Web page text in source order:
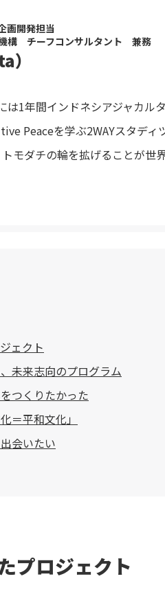
画開発担当
機構 チーフコンサルタント 兼務
1年間インドネシアジャカル
Peaceを学ぶ2WAYスタデ
モダチの輪を拡げることが世
ェクト
未来志向のプログラム
つくりたかった
＝平和文化」
会いたい
プロジェクト